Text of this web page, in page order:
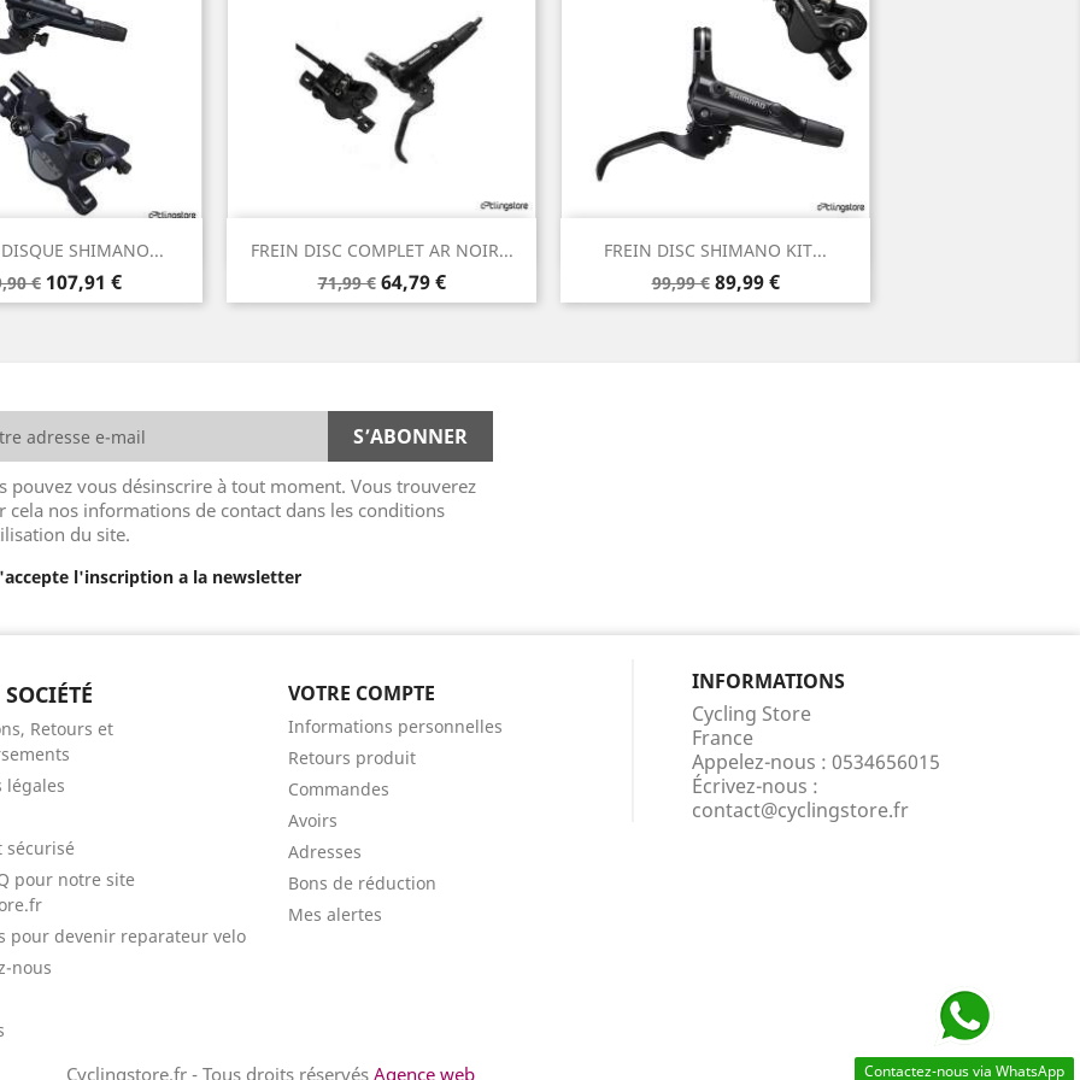
SHIMANO...
€ Prix
107,91 €
Aperçu rapide FREIN DISC COMPLET AR NOIR...
Prix
de
71,99 € Prix
64,79 €
Aperçu rapide FREIN DISC SHIMANO KIT...
Prix
de
99,99 € Prix
89,99 €
Aperçu rapide
pouvez vous désinscrire à tout moment. Vous trouverez
cela nos informations de contact dans les conditions
du site.
l'inscription a la newsletter
Retours et
légales
sécurisé
pour notre site
pour devenir reparateur velo
nous
VOTRE COMPTE
Informations personnelles
Retours produit
Commandes
Avoirs
Adresses
Bons de réduction
Mes alertes
INFORMATIONS
Cycling Store
France
Appelez-nous : 0534656015
Écrivez-nous :
contact@cyclingstore.fr
Contactez-nous via WhatsApp
Cyclingstore.fr - Tous droits réservés Agence web